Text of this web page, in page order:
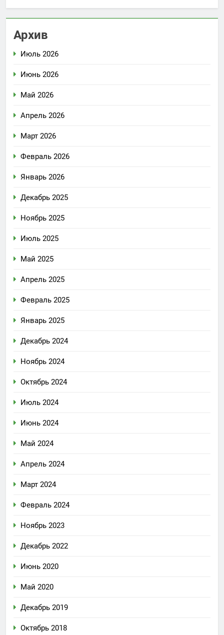
Архив
Июль 2026
Июнь 2026
Май 2026
Апрель 2026
Март 2026
Февраль 2026
Январь 2026
Декабрь 2025
Ноябрь 2025
Июль 2025
Май 2025
Апрель 2025
Февраль 2025
Январь 2025
Декабрь 2024
Ноябрь 2024
Октябрь 2024
Июль 2024
Июнь 2024
Май 2024
Апрель 2024
Март 2024
Февраль 2024
Ноябрь 2023
Декабрь 2022
Июнь 2020
Май 2020
Декабрь 2019
Октябрь 2018